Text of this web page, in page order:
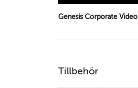
Genesis Corporate Video
Tillbehör